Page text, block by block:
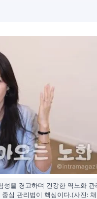
을 경고하며 건강한 역노화 관
중심 관리법이 핵심이다.(사진: